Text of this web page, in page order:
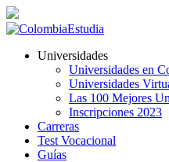
Universidades
Universidades en
Universidades
Las 100 Mejores
Inscripciones 2023
Carreras
Test Vocacional
Guías